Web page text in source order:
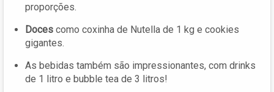
proporções.
Doces como coxinha de Nutella de 1 kg e cookies
gigantes.
As bebidas também são impressionantes, com drinks
de 1 litro e bubble tea de 3 litros!